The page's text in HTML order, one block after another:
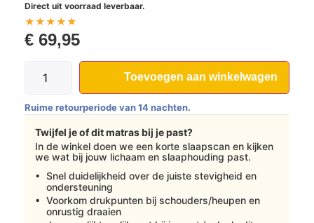
Direct uit voorraad leverbaar.
★★★★★
€ 69,95
Toevoegen aan winkelwagen
Ruime retourperiode van 14 nachten.
Twijfel je of dit matras bij je past?
In de winkel doen we een korte slaapscan en kijken
we wat bij jouw lichaam en slaaphouding past.
Snel duidelijkheid over de juiste stevigheid en
ondersteuning
Voorkom drukpunten bij schouders/heupen en
onrustig draaien